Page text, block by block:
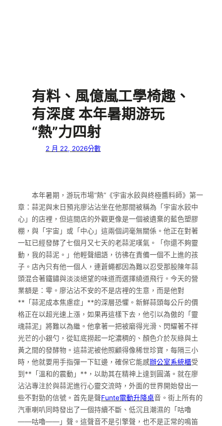
有料、風億嵐工學椅趣、
有深度 本年暑期游玩
“熱”力四射
2 月 22, 2026分數
本年暑期，游玩市場“熱”《宇宙水餃與終極醬料師》第一
章：蒜泥與末日預兆廖沾沾坐在他那間被稱為「宇宙水餃中
心」的店裡，但這間店的外觀更像是一個被遺棄的藍色塑膠
棚，與「宇宙」或「中心」這兩個詞毫無關係。他正在對著
一缸已經發酵了七個月又七天的老蒜泥嘆氣。「你還不夠靈
動，我的蒜泥。」他輕聲細語，彷彿在責備一個不上進的孩
子。店內只有他一個人，連蒼蠅都因為難以忍受那股陳年蒜
頭混合著鐵鏽與淡淡絕望的味道而選擇繞道飛行。今天的營
業額是：零。廖沾沾不安的不是店裡的生意，而是他對
**「蒜泥成本焦慮症」**的深層恐懼。新鮮蒜頭每公斤的價
格正在以超光速上漲，如果再這樣下去，他引以為傲的「靈
魂蒜泥」將難以為繼。他拿著一把被磨得光滑、閃耀著不祥
光芒的小銀勺，從缸底撈起一坨濃稠的、顏色介於灰綠與土
黃之間的發酵物。這蒜泥被他照顧得像稀世珍寶，每隔三小
時，他就要用手指彈一下缸邊，確保它能感辦公室系統櫃受
到**「溫和的震動」**，以助其在精神上達到圓滿。就在廖
沾沾專注於與蒜泥進行心靈交流時，外面的世界開始發出一
些不對勁的信號。首先是聲Funte電動升降桌音。街上所有的
汽車喇叭同時發出了一個持續不斷、低沉且潮濕的「咕嚕
——咕嚕——」聲。這聲音不是引擎聲，也不是正常的鳴笛